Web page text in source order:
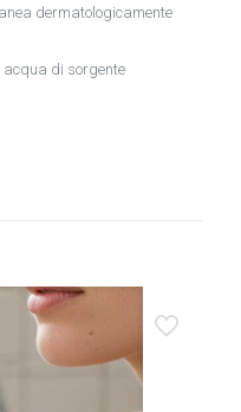
dermatologicamente
acqua di sorgente